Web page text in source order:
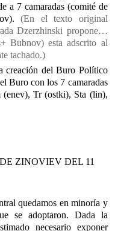
a 7 camaradas (comité de
(En el texto original
Dzerzhinski propone…
Bubnov) esta adscrito al
tachado.)
creación del Buro Político
Buro con los 7 camaradas
Tr (ostki), Sta (lin),
ZINOVIEV DEL 11
quedamos en minoría y
se adoptaron. Dada la
necesario exponer